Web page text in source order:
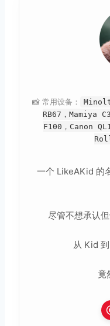
📸 常用设备：
RB67，Mamiya
F100，Canon
一个 LikeAKid 的
尽管不想承认
从 Kid
竟